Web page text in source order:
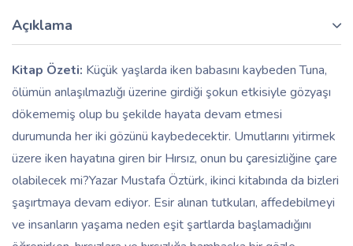
Açıklama
Kitap Özeti: Küçük yaşlarda iken babasını kaybeden Tuna,
ölümün anlaşılmazlığı üzerine girdiği şokun etkisiyle gözyaşı
dökememiş olup bu şekilde hayata devam etmesi
durumunda her iki gözünü kaybedecektir. Umutlarını yitirmek
üzere iken hayatına giren bir Hırsız, onun bu çaresizliğine çare
olabilecek mi?Yazar Mustafa Öztürk, ikinci kitabında da bizleri
şaşırtmaya devam ediyor. Esir alınan tutkuları, affedebilmeyi
ve insanların yaşama neden eşit şartlarda başlamadığını